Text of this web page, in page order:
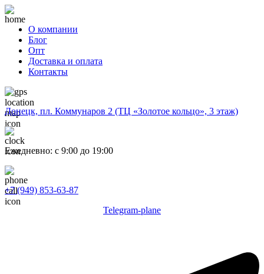
О компании
Блог
Опт
Доставка и оплата
Контакты
Донецк, пл. Коммунаров 2 (ТЦ «Золотое кольцо», 3 этаж)
Ежедневно: с 9:00 до 19:00
+7 (949) 853-63-87
Telegram-plane